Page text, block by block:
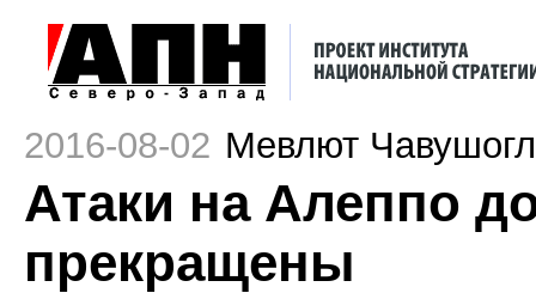
2016-08-02 Мевлют
Атаки на Алеппо
прекращены